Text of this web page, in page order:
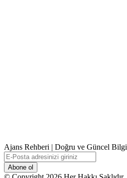
Ajans Rehberi | Doğru ve Güncel Bilgi
E-
Posta
adresinizi